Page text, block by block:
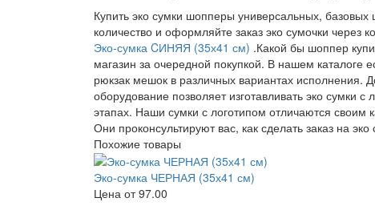
Купить эко сумки шопперы универсальных,
количество и оформляйте заказ эко сумочки
Эко-сумка CИНЯЯ (35х41 см) .Какой бы шоппер
магазин за очередной покупкой. В нашем каталоге
рюкзак мешок в различных вариантах
оборудование позволяет изготавливать эко сумки
этапах. Наши сумки с логотипом отличаются своим
Они проконсультируют вас, как сделать заказ на
Похожие товары
Эко-сумка ЧЕРНАЯ (35х41 см)
Цена от97.00